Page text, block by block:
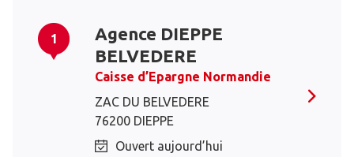
1
Agence DIEPPE
BELVEDERE
Caisse d’Epargne Normandie
ZAC DU BELVEDERE
76200 DIEPPE
Ouvert aujourd’hui